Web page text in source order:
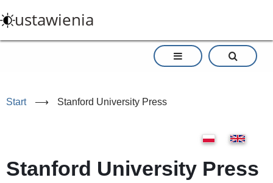
do
treści
ustawienia
Start ⟶ Stanford University Press
Stanford University Press